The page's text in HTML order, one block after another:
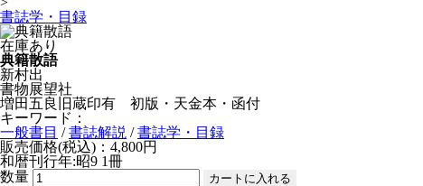
書誌学・目録
在庫あり
典籍散語
新村出
書物展望社
増田五良旧蔵印有 初版・天金本・函付
キーワード：
一般書目 /書誌解説 /書誌学・目録
販売価格(税込)：4,800円
和暦刊行年:昭9 1冊
数量